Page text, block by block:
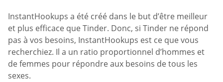
InstantHookups a été créé dans le but d’être meilleur
et plus efficace que Tinder. Donc, si Tinder ne répond
pas à vos besoins, InstantHookups est ce que vous
recherchiez. Il a un ratio proportionnel d’hommes et
de femmes pour répondre aux besoins de tous les
sexes.